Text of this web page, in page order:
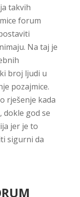
takvih
forum
Na taj je
broj ljudi u
pozajmice.
rješenje kada
, dokle god se
jer je to
sigurni da